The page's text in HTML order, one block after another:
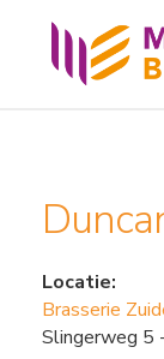
Locatie:
Brasserie
Slingerweg 5